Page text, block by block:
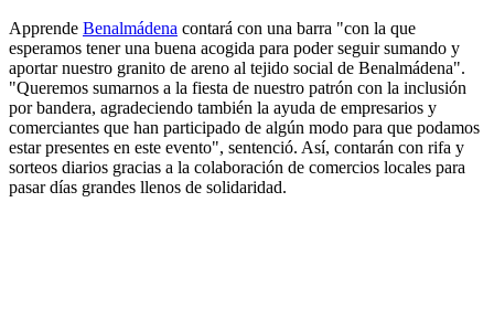
Apprende Benalmádena contará con una barra "con la que
esperamos tener una buena acogida para poder seguir sumando y
aportar nuestro granito de areno al tejido social de Benalmádena".
"Queremos sumarnos a la fiesta de nuestro patrón con la inclusión
por bandera, agradeciendo también la ayuda de empresarios y
comerciantes que han participado de algún modo para que podamos
estar presentes en este evento", sentenció. Así, contarán con rifa y
sorteos diarios gracias a la colaboración de comercios locales para
pasar días grandes llenos de solidaridad.